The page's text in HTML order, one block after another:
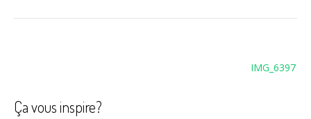
IMG_6397
Ça vous inspire?